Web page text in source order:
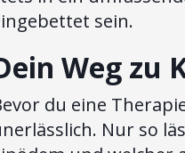
sein.
Weg zu
du eine
Nur so